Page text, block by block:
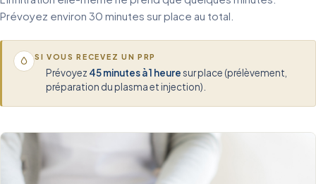
Prévoyez environ 30 minutes sur place au total.
SI VOUS RECEVEZ UN PRP
Prévoyez 45 minutes à 1 heuresur place (prélèvement,
préparation du plasma et injection).